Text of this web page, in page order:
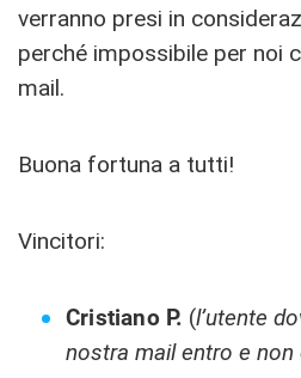
verranno presi in
perché impossibile per noi
mail.
Buona fortuna a tutti!
Vincitori:
Cristiano P. (l’utente
nostra mail entro e